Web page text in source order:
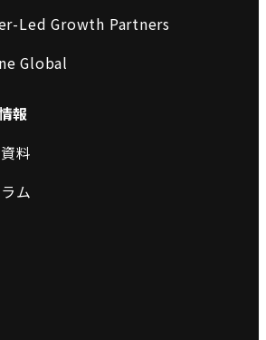
Led Growth Partners
Global
報
料
ム